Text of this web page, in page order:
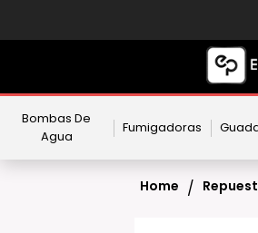
Bombas De
Agua
Fumigadoras
Home /